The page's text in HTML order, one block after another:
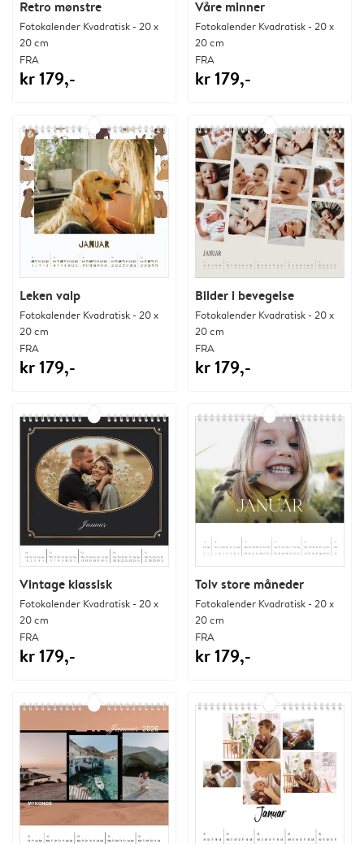
Retro mønstre
Fotokalender Kvadratisk - 20 x
20 cm
FRA
kr 179,-
Våre minner
Fotokalender Kvadratisk - 20 x
20 cm
FRA
kr 179,-
Leken valp
Fotokalender Kvadratisk - 20 x
20 cm
FRA
kr 179,-
Bilder i bevegelse
Fotokalender Kvadratisk - 20 x
20 cm
FRA
kr 179,-
Vintage klassisk
Fotokalender Kvadratisk - 20 x
20 cm
FRA
kr 179,-
Tolv store måneder
Fotokalender Kvadratisk - 20 x
20 cm
FRA
kr 179,-